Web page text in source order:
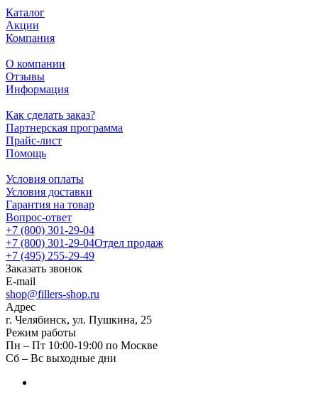
Каталог
Акции
Компания
О компании
Отзывы
Информация
Как сделать заказ?
Партнерская программа
Прайс-лист
Помощь
Условия оплаты
Условия доставки
Гарантия на товар
Вопрос-ответ
+7 (800) 301-29-04
+7 (800) 301-29-04Отдел продаж
+7 (495) 255-29-49
Заказать звонок
E-mail
shop@fillers-shop.ru
Адрес
г. Челябинск, ул. Пушкина, 25
Режим работы
Пн – Пт 10:00-19:00 по Москве
Сб – Вс выходные дни